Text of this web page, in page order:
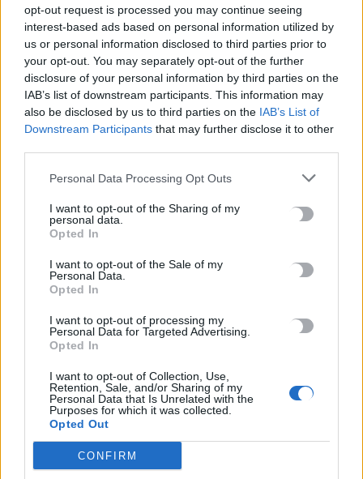
opt-out request is processed you may continue seeing
interest-based ads based on personal information utilized by
us or personal information disclosed to third parties prior to
your opt-out. You may separately opt-out of the further
disclosure of your personal information by third parties on the
IAB’s list of downstream participants. This information may
also be disclosed by us to third parties on the IAB’s List of
Downstream Participants that may further disclose it to other
Personal Data Processing Opt Outs
I want to opt-out of the Sharing of my
personal data.
Opted In
I want to opt-out of the Sale of my
Personal Data.
Opted In
I want to opt-out of processing my
Personal Data for Targeted Advertising.
Opted In
I want to opt-out of Collection, Use,
Retention, Sale, and/or Sharing of my
Personal Data that Is Unrelated with the
Purposes for which it was collected.
Opted Out
CONFIRM
Στο ΦΕΚ η απόφαση για την δομή φιλοξενίας μεταναστών
στους Αθανάτους – Δωρεάν για δύο μήνες η παραχώρηση του
ακινήτου
5 Αυγούστου, 2026
Ακριβά στοιχίζει η βουτιά: Οι τιμές στις ξαπλώστρες σε
γνωστές παραλίες της Ελλάδας
e-ΕΦΚΑ: Πότε καταβάλλεται το αδειοδωρόσημο στους
οικοδόμους
5 Αυγούστου, 2026
Πήγε για ψώνια με το ελικόπτερό του γιατί η διαδρομή με το
5 Αυγούστου, 2026
Μύκονος: 35χρονος οδηγός έκλεψε από τουρίστα επώνυμη
τσάντα και ρολόι αξίας 75.000 ευρώ
5 Αυγούστου, 2026
Σύσκεψη εργασίας για θέματα Μεταφορών και Επικοινωνιών
5 Αυγούστου, 2026